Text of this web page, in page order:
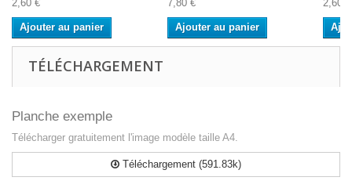
2,60 €
Ajouter au panier
7,80 €
Ajouter au panier
2,60 €
TÉLÉCHARGEMENT
Planche exemple
Télécharger gratuitement l'image modèle taille A4.
Téléchargement (591.83k)